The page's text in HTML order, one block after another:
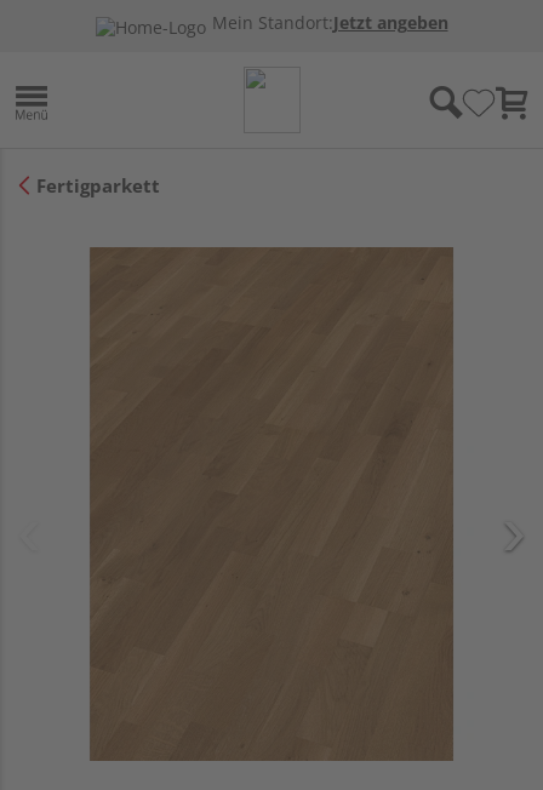
Mein Standort:Jetzt angeben
Fertigparkett